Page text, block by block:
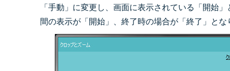
「手動」に変更し、画面に表示されている「開始
間の表示が「開始」、終了時の場合が「終了」とな